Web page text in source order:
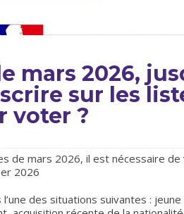
mars 2026,
sur les
voter ?
de mars 2026, il est nécessaire
2026
des situations suivantes : jeune